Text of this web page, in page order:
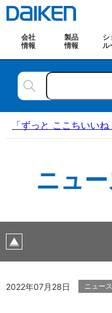
会社
情報
製品
情報
シ
ル
「ずっと ここちいい
ニュ
2022年07月28日 ニュース